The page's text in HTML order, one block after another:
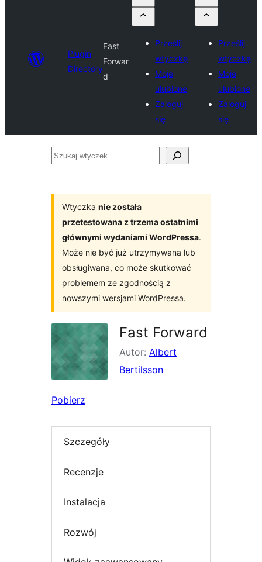
Plugin
Directory
Fast
Forwar
d
Prześlij
wtyczkę
Moje
ulubione
Zaloguj
się
Prześlij
wtyczkę
Moje
ulubione
Zaloguj
się
Szukaj
Wtyczka nie została
przetestowana z trzema ostatnimi
głównymi wydaniami WordPressa.
Może nie być już utrzymywana lub
obsługiwana, co może skutkować
problemem ze zgodnością z
nowszymi wersjami WordPressa.
Fast Forward
Autor: Albert
Bertilsson
Pobierz
Szczegóły
Recenzje
Instalacja
Rozwój